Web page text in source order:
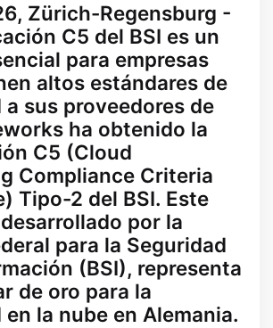
Zürich-Regensburg -
C5 del BSI es un
para empresas
altos estándares de
sus proveedores de
ha obtenido la
C5 (Cloud
Compliance Criteria
Tipo-2 del BSI. Este
por la
para la Seguridad
(BSI), representa
de oro para la
la nube en Alemania.